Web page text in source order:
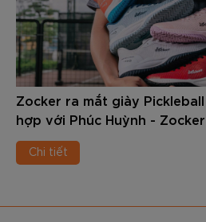
bóng vợt tại Việt Nam.
Vậy đôi giày Pickleball Zocker
Trong nội dung dưới đây chúng
nhé.
Zocker ra mắt giày
hợp với Phúc Huỳnh -
Chi tiết